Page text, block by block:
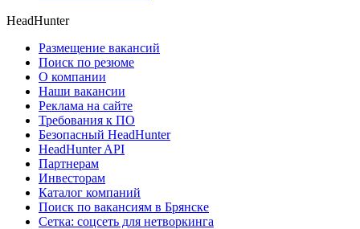
HeadHunter
Размещение вакансий
Поиск по резюме
О компании
Наши вакансии
Реклама на сайте
Требования к ПО
Безопасный HeadHunter
HeadHunter API
Партнерам
Инвесторам
Каталог компаний
Поиск по вакансиям в Брянске
Сетка: соцсеть для нетворкинга